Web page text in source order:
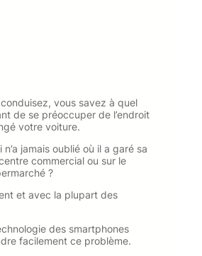
vous savez à quel
de se préoccuper de l’endroit
votre voiture.
jamais oublié où il a garé sa
commercial ou sur le
?
et avec la plupart des
des smartphones
facilement ce problème.